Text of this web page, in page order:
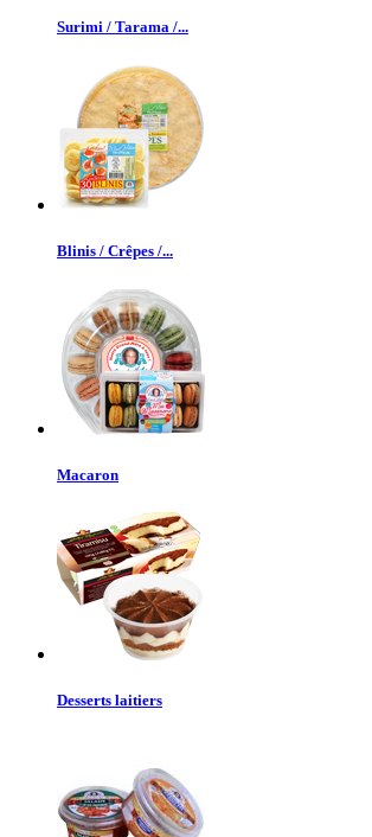
Surimi / Tarama /...
Blinis / Crêpes /...
Macaron
Desserts laitiers